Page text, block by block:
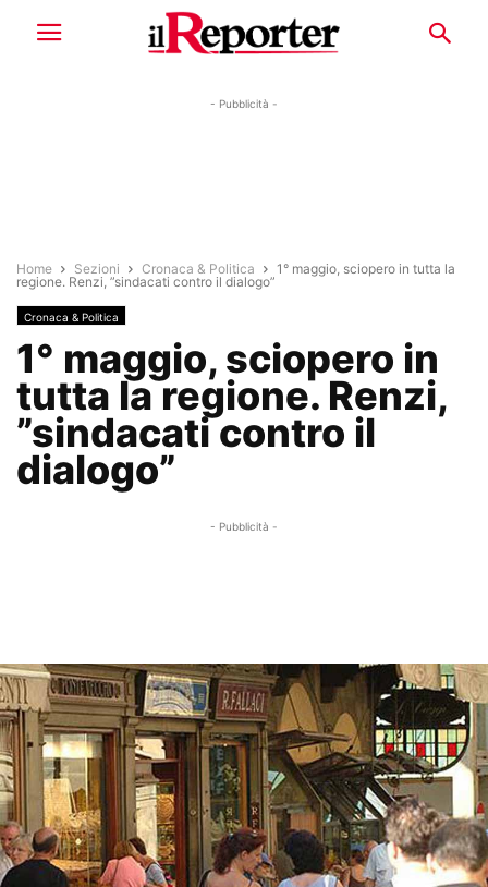
- Pubblicità -
Home Sezioni Cronaca & Politica
1° maggio, sciopero in tutta la
regione. Renzi, ”sindacati contro il dialogo”
Cronaca & Politica
1° maggio, sciopero in
tutta la regione. Renzi,
”sindacati contro il
dialogo”
- Pubblicità -